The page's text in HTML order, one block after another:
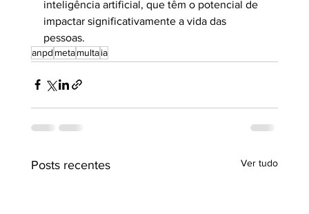
inteligência artificial, que têm o potencial de
impactar significativamente a vida das
pessoas.
anpd meta multa ia
Posts recentes Ver tudo